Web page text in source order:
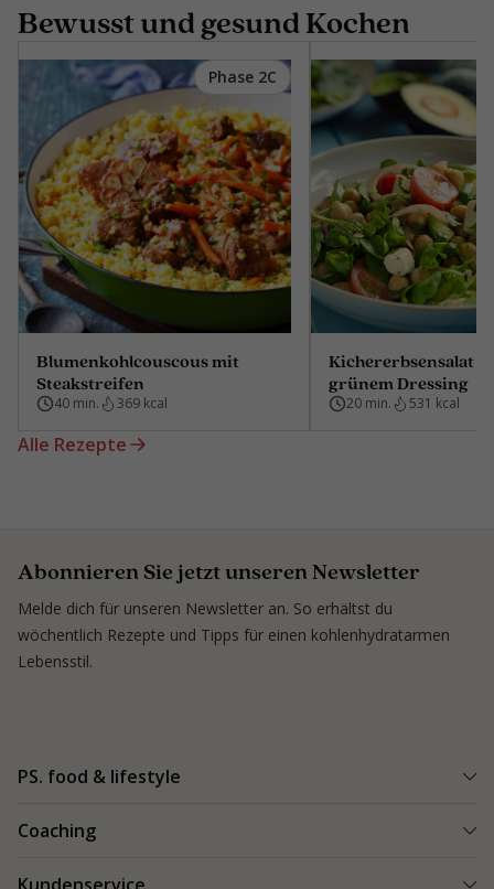
Bewusst und gesund Kochen
Phase 2C
Blumenkohlcouscous mit
Steakstreifen
40 min. 369 kcal
Kichererbsensalat
grünem Dressing
20 min. 531 kcal
Alle Rezepte
Abonnieren Sie jetzt unseren Newsletter
Melde dich für unseren Newsletter an. So erhältst du
wöchentlich Rezepte und Tipps für einen kohlenhydratarmen
Lebensstil.
PS. food & lifestyle
Kundenerfolge
Coaching